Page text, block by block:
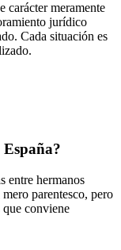
carácter meramente
jurídico
Cada situación es
España?
entre hermanos
parentesco, pero
conviene